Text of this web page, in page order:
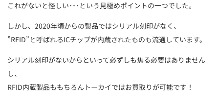
これがないと怪しい･･･という見極めポイントの一つでした。
しかし、2020年頃からの製品ではシリアル刻印がなく、
”RFID”と呼ばれるICチップが内蔵されたものも流通しています。
シリアル刻印がないからといって必ずしも焦る必要はありません
し、
RFID内蔵製品ももちろんトーカイではお買取りが可能です！